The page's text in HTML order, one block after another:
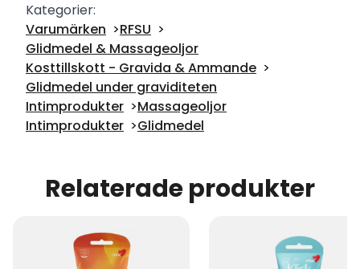
Kategorier:
Varumärken
RFSU
Glidmedel & Massageoljor
Kosttillskott - Gravida & Ammande
Glidmedel under graviditeten
Intimprodukter
Massageoljor
Intimprodukter
Glidmedel
Relaterade produkter